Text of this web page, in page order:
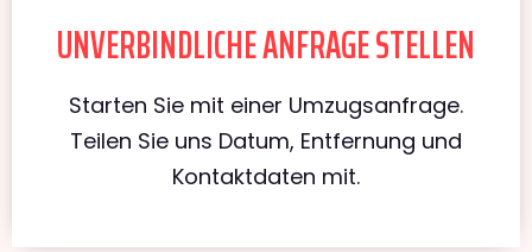
UNVERBINDLICHE ANFRAGE STELLEN
Starten Sie mit einer Umzugsanfrage.
Teilen Sie uns Datum, Entfernung und
Kontaktdaten mit.